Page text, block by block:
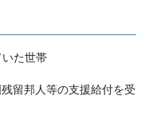
た世帯
留邦人等の支援給付を受